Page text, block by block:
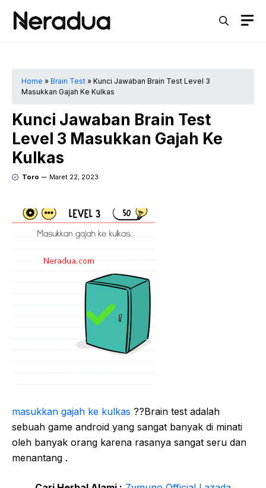
Home » Brain Test » Kunci Jawaban Brain Test Level 3
Masukkan Gajah Ke Kulkas
Kunci Jawaban Brain Test
Level 3 Masukkan Gajah Ke
Kulkas
Toro Maret 22, 2023
masukkan gajah ke kulkas ??Brain test adalah
sebuah game android yang sangat banyak di minati
oleh banyak orang karena rasanya sangat seru dan
menantang .